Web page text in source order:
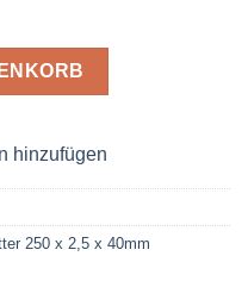
2,5 x 40 Z= 160 Menge
hinzufügen
250 x 2,5 x 40mm